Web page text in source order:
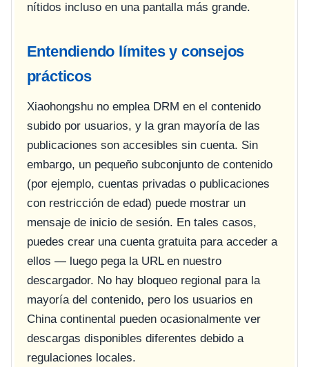
nítidos incluso en una pantalla más grande.
Entendiendo límites y consejos
prácticos
Xiaohongshu no emplea DRM en el contenido
subido por usuarios, y la gran mayoría de las
publicaciones son accesibles sin cuenta. Sin
embargo, un pequeño subconjunto de contenido
(por ejemplo, cuentas privadas o publicaciones
con restricción de edad) puede mostrar un
mensaje de inicio de sesión. En tales casos,
puedes crear una cuenta gratuita para acceder a
ellos — luego pega la URL en nuestro
descargador. No hay bloqueo regional para la
mayoría del contenido, pero los usuarios en
China continental pueden ocasionalmente ver
descargas disponibles diferentes debido a
regulaciones locales.